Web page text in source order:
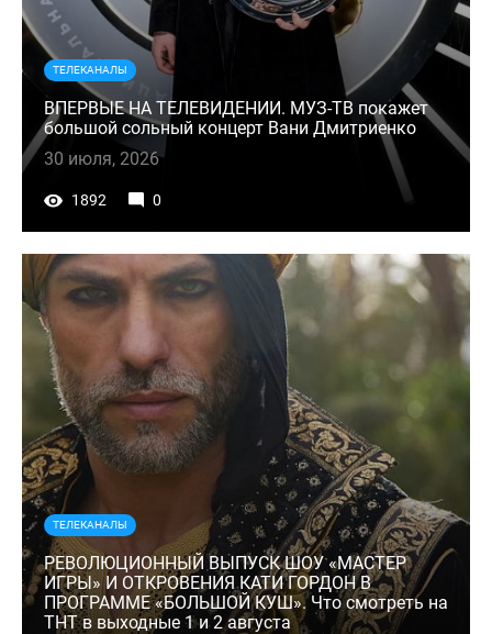
ТЕЛЕКАНАЛЫ
ВПЕРВЫЕ НА ТЕЛЕВИДЕНИИ. МУЗ-ТВ покажет
большой сольный концерт Вани Дмитриенко
30 июля, 2026
1892 0
ТЕЛЕКАНАЛЫ
РЕВОЛЮЦИОННЫЙ ВЫПУСК ШОУ «МАСТЕР
ИГРЫ» И ОТКРОВЕНИЯ КАТИ ГОРДОН В
ПРОГРАММЕ «БОЛЬШОЙ КУШ». Что смотреть на
ТНТ в выходные 1 и 2 августа